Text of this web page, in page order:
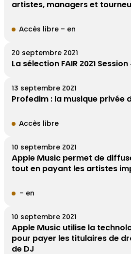
artistes, managers et
Accès libre – en
20 septembre 2021
La sélection FAIR 2021
13 septembre 2021
Profedim : la musique privée
Accès libre
10 septembre 2021
Apple Music permet de
tout en payant les artistes
– en
10 septembre 2021
Apple Music utilise la
pour payer les titulaires de
de DJ